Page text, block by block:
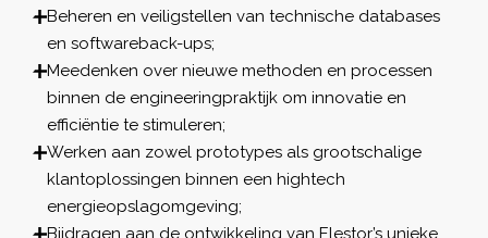
Beheren en veiligstellen van technische databases
en softwareback-ups;
Meedenken over nieuwe methoden en processen
binnen de engineeringpraktijk om innovatie en
efficiëntie te stimuleren;
Werken aan zowel prototypes als grootschalige
klantoplossingen binnen een hightech
energieopslagomgeving;
Bijdragen aan de ontwikkeling van Elestor’s unieke